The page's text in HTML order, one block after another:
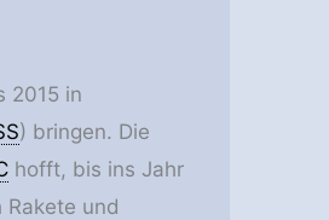
2015 in
) bringen. Die
hofft, bis ins Jahr
Rakete und